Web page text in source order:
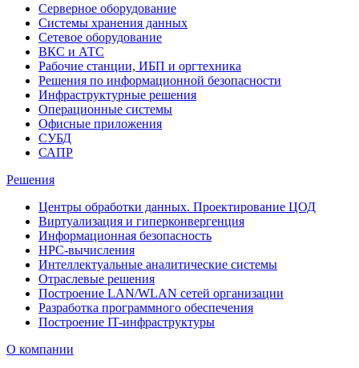
Серверное оборудование
Системы хранения данных
Сетевое оборудование
ВКС и АТС
Рабочие станции, ИБП и оргтехника
Решения по информационной безопасности
Инфраструктурные решения
Операционные системы
Офисные приложения
СУБД
САПР
Решения
Центры обработки данных. Проектирование ЦОД
Виртуализация и гиперконвергенция
Информационная безопасность
HPC-вычисления
Интеллектуальные аналитические системы
Отраслевые решения
Построение LAN/WLAN сетей организации
Разработка программного обеспечения
Построение IT-инфраструктуры
О компании